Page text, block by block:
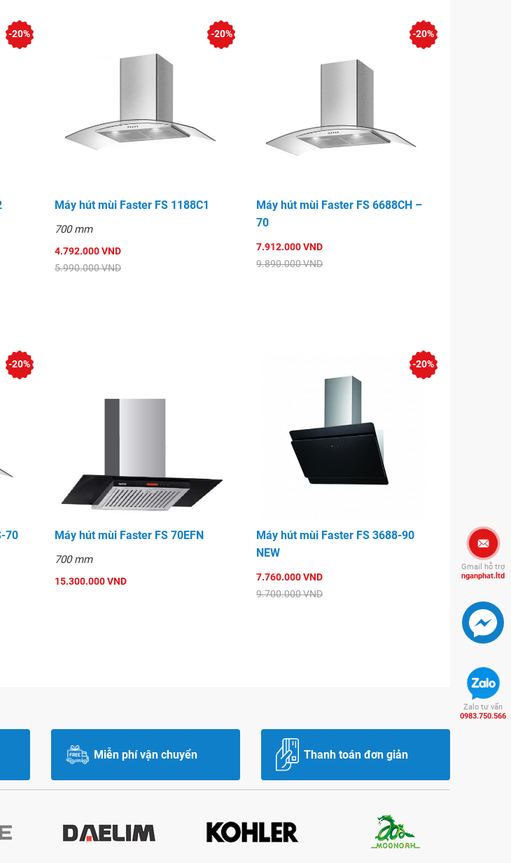
-20%
Máy hút mùi Faster FS 1188C1
700 mm
4.792.000 VND
5.990.000 VND
-20%
Máy hút mùi Faster FS 6688CH –
70
7.912.000 VND
9.890.000 VND
-20%
70
-20%
Máy hút mùi Faster FS 70EFN
700 mm
15.300.000 VND
Máy hút mùi Faster FS 3688-90
NEW
7.760.000 VND
9.700.000 VND
-20%
Miễn phí vận chuyển Thanh toán đơn giản
Gmail hỗ trợ
nganphat.ltd
Zalo tư vấn
0983.750.566